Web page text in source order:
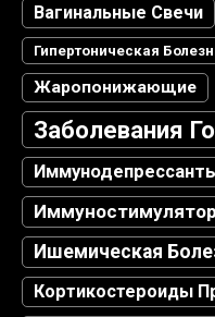
Вагинальные Свечи
Гипертоническая
Жаропонижающие
Заболевания
Ишемическая
Кортикостероиды